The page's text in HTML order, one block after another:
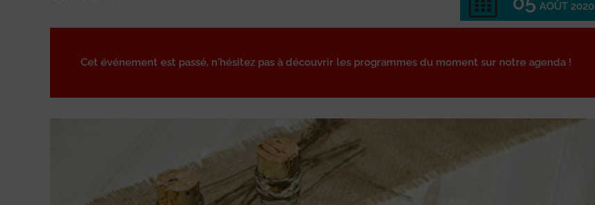
AOÛT 2020
Cet événement est passé, n'hésitez pas à découvrir les programmes du moment sur notre agenda !